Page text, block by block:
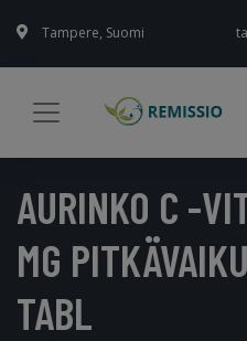
Tampere, Suomi
AURINKO C -
MG
TABL